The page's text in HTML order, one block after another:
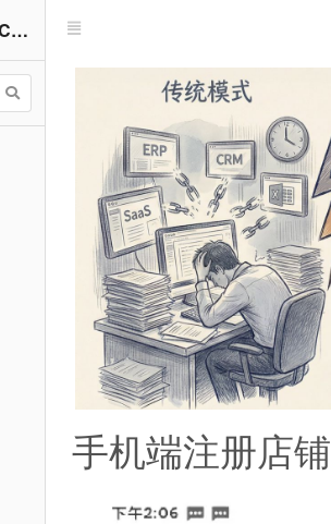
桑申科技-智慧小程序商城企微SCRM管理企业网站系统操作手册
手机端注册店铺